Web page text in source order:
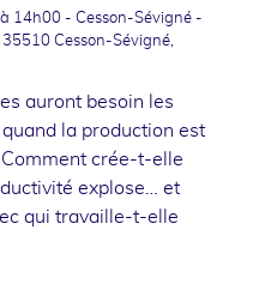
14h00 - Cesson-Sévigné -
Cesson-Sévigné,
auront besoin les
quand la production est
crée-t-elle
explose… et
qui travaille-t-elle